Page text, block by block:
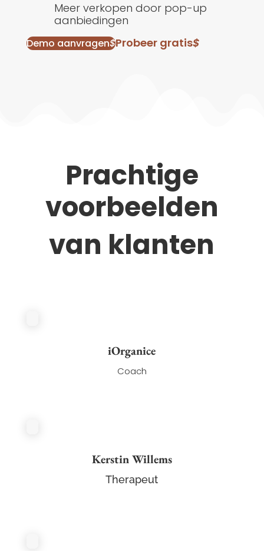
Meer verkopen door pop-up
aanbiedingen
Demo aanvragen$Probeer gratis$
Prachtige
voorbeelden
van klanten
iOrganice
Coach
Kerstin Willems
Therapeut